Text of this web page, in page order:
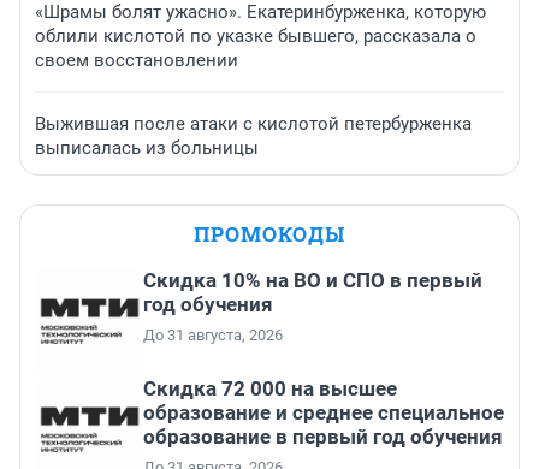
«Шрамы болят ужасно». Екатеринбурженка, которую
облили кислотой по указке бывшего, рассказала о
своем восстановлении
Выжившая после атаки с кислотой петербурженка
выписалась из больницы
ПРОМОКОДЫ
Скидка 10% на ВО и СПО в первый
год обучения
До 31 августа, 2026
Скидка 72 000 на высшее
образование и среднее специальное
образование в первый год обучения